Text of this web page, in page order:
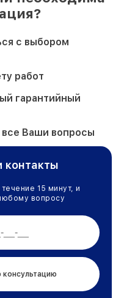
с выбором
работ
гарантийный
Ваши вопросы
контакты
15 минут, и
вопросу
консультацию